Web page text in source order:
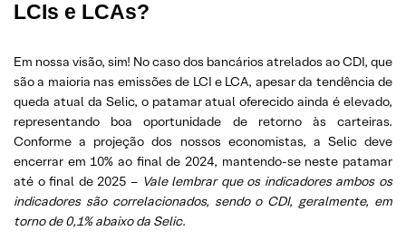
LCIs e LCAs?
Em nossa visão, sim! No caso dos bancários atrelados ao CDI, que
são a maioria nas emissões de LCI e LCA, apesar da tendência de
queda atual da Selic, o patamar atual oferecido ainda é elevado,
representando boa oportunidade de retorno às carteiras.
Conforme a projeção dos nossos economistas, a Selic deve
encerrar em 10% ao final de 2024, mantendo-se neste patamar
até o final de 2025 – Vale lembrar que os indicadores ambos os
indicadores são correlacionados, sendo o CDI, geralmente, em
torno de 0,1% abaixo da Selic.